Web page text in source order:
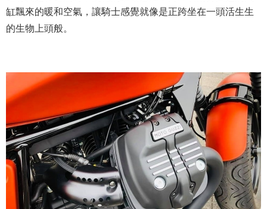
缸飄來的暖和空氣，讓騎士感覺就像是正跨坐在一頭活生生
的生物上頭般。